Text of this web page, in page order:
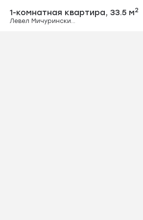
1-
1-комнатная квартира, 33.5 м2